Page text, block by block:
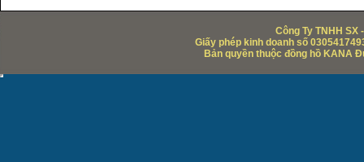
Công Ty TNHH SX
Giấy phép kinh doanh số
Bản quyền thuộc đồng hồ KANA